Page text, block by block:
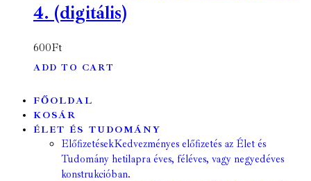
4. (digitális)
600Ft
ADD TO CART
FŐOLDAL
KOSÁR
ÉLET ÉS TUDOMÁNY
ElőfizetésekKedvezményes előfizetés az Élet és
Tudomány hetilapra éves, féléves, vagy negyedéves
konstrukcióban.